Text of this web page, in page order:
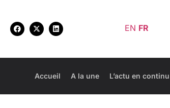
EN FR
Accueil A la une L’actu en continu